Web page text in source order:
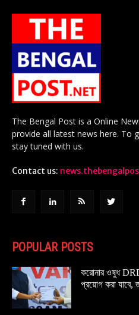
The Bengal Post is a Online
provide all latest news here. To
stay tuned with us.
Contact us:
POPULAR POSTS
করোনার ওষুধ
প্রয়োগ করা যাবে,